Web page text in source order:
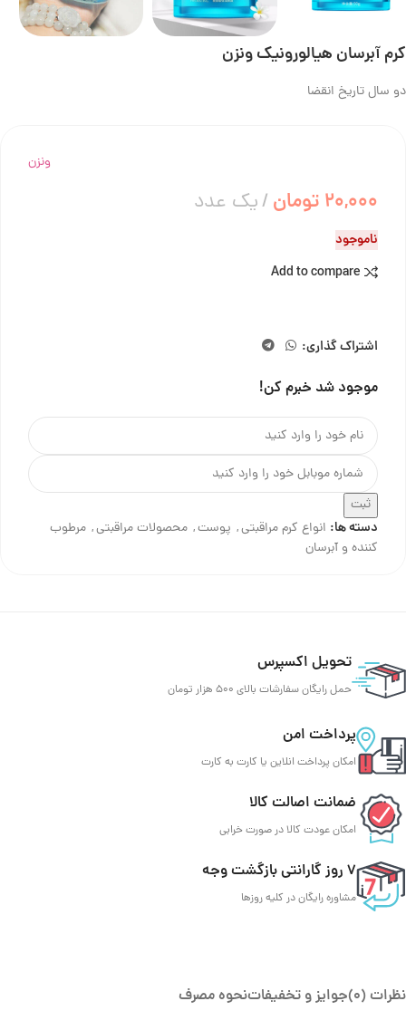
کرم آبرسان هیالورونیک ونزن
دو سال تاریخ انقضا
ونزن
20,000 تومان یک عدد
ناموجود
Add to compare
اشتراک گذاری:
موجود شد خبرم کن!
ثبت
دسته ها: انواع کرم مراقبتی, پوست, محصولات مراقبتی, مرطوب
کننده و آبرسان
تحویل اکسپرس
حمل رایگان سفارشات بالای 500 هزار تومان
پرداخت امن
امکان پرداخت انلاین یا کارت به کارت
ضمانت اصالت کالا
امکان عودت کالا در صورت خرابی
7 روز گارانتی بازگشت وجه
مشاوره رایگان در کلیه روزها
نظرات (0) جوایز و تخفیفاتنحوه مصرف